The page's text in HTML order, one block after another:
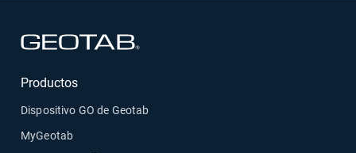
Productos
Dispositivo GO de Geotab
MyGeotab